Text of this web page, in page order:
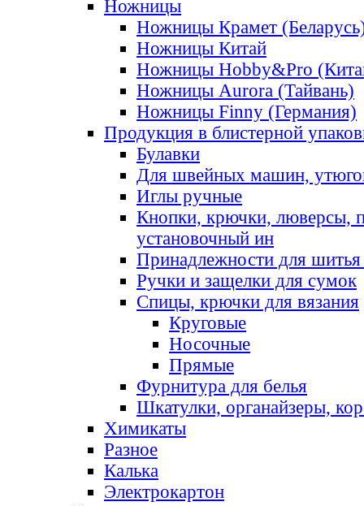
Ножницы
Ножницы Крамет
Ножницы Китай
Ножницы Hobby&Pro
Ножницы Aurora (Тайвань)
Ножницы Finny (Германия)
Продукция в блистерной
Булавки
Для швейных машин,
Иглы ручные
Кнопки, крючки, люверсы,
установочный ин
Принадлежности для шитья
Ручки и защелки для сумок
Спицы, крючки для вязания
Круговые
Носочные
Прямые
Фурнитура для белья
Шкатулки, органайзеры,
Химикаты
Разное
Калька
Электрокартон